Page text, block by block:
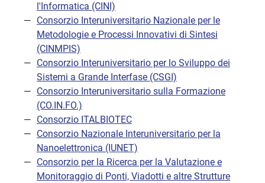
l'Informatica (CINI)
Consorzio Interuniversitario Nazionale per le
Metodologie e Processi Innovativi di Sintesi
(CINMPIS)
Consorzio Interuniversitario per lo Sviluppo dei
Sistemi a Grande Interfase (CSGI)
Consorzio Interuniversitario sulla Formazione
(CO.IN.FO.)
Consorzio ITALBIOTEC
Consorzio Nazionale Interuniversitario per la
Nanoelettronica (IUNET)
Consorzio per la Ricerca per la Valutazione e
Monitoraggio di Ponti, Viadotti e altre Strutture